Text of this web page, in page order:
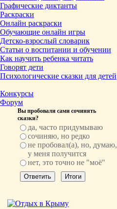
Графические диктанты
Раскраски
Онлайн раскраски
Обучающие онлайн игры
Детско-взрослый словарик
Статьи о воспитании и обучении
Как научить ребенка читать
Говорят дети
Психологические сказки для детей
Конкурсы
Форум
Вы пробовали сами сочинять
сказки?
да, часто придумываю
сочиняю, но редко
не пробовал(а), но, думаю,
у меня получится
нет, это точно не "моё"